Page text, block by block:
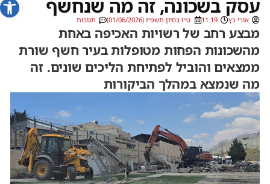
עסק בשכונה, זה מה שנחשף
אורי כץ 11:19 ט״ז בסיון תשפ״ו (01/06/2026) תגובות
מבצע רחב של רשויות האכיפה באחת
מהשכונות הפחות מטופלות בעיר חשף שורת
ממצאים והוביל לפתיחת הליכים שונים. זה
מה שנמצא במהלך הביקורות